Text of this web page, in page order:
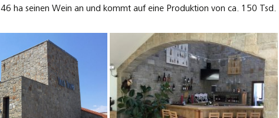
ha seinen Wein an und kommt auf eine Produktion von ca. 150 Tsd.